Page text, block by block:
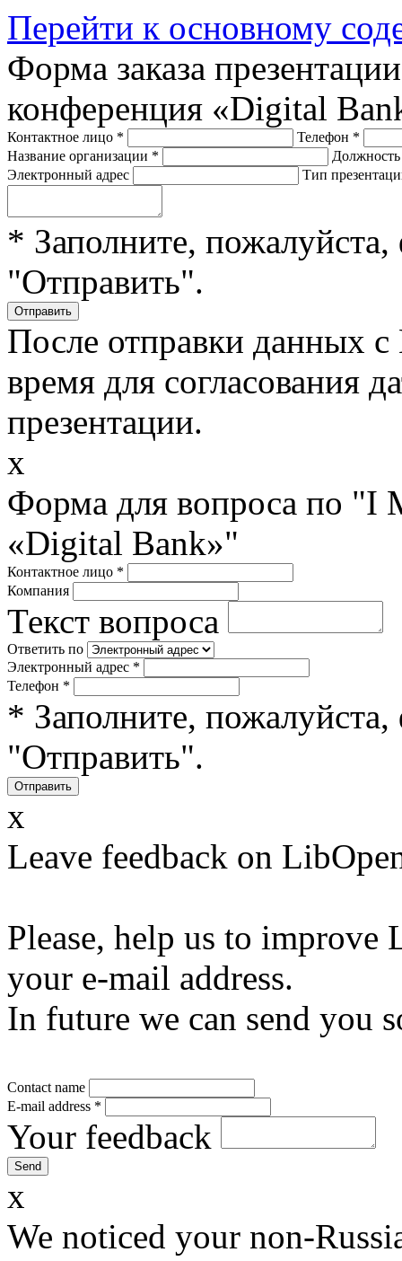
Перейти к основному
Форма заказа
конференция «Digital
Контактное лицо * Телефон *
Название организации *
Электронный адрес
Тип
* Заполните,
"Отправить".
После отправки данных
время для согласования
презентации.
x
Форма для вопроса по "I
«Digital Bank»"
Контактное лицо *
Компания
Текст вопроса
Ответить по
Электронный адрес *
Телефон *
* Заполните,
"Отправить".
x
Leave feedback on
Please, help us to
your e-mail address.
In future we can send you
Contact name
E-mail address *
Your feedback
x
We noticed your non-